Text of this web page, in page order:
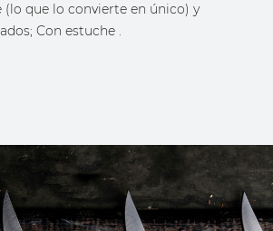
(lo que lo convierte en único) y
Con estuche .